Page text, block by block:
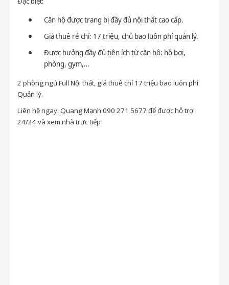
Căn hộ được trang bị đầy đủ nội thất cao cấp.
Giá thuê rẻ chỉ: 17 triệu, chủ bao luôn phí quản lý.
Được hưởng đầy đủ tiện ích từ căn hộ: hồ bơi,
phòng, gym,…
2 phòng ngủ Full Nội thất, giá thuê chỉ 17 triệu bao luôn phí
Quản lý.
Liên hệ ngay: Quang Mạnh 090 271 5677 để được hỗ trợ
24/24 và xem nhà trực tiếp